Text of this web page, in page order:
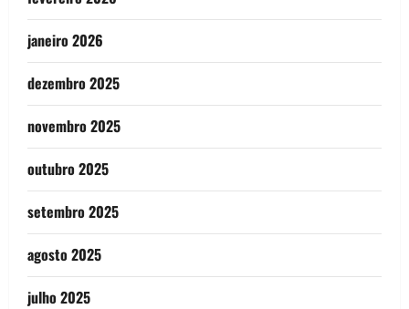
janeiro 2026
dezembro 2025
novembro 2025
outubro 2025
setembro 2025
agosto 2025
julho 2025